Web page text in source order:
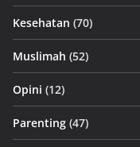
Kesehatan (70)
Muslimah (52)
Opini (12)
Parenting (47)